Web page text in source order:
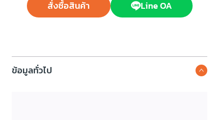
สั่งซื้อสินค้า Line OA
ข้อมูลทั่วไป